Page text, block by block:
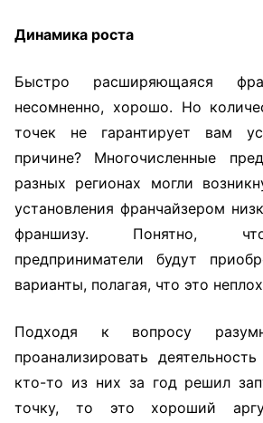
Динамика роста
Быстро расширяющаяся
несомненно, хорошо. Но
точек не гарантирует вам
причине? Многочисленные
разных регионах могли
установления франчайзером
франшизу. Понятно,
предприниматели будут
варианты, полагая, что это
Подходя к вопросу
проанализировать
кто-то из них за год решил
точку, то это хороший